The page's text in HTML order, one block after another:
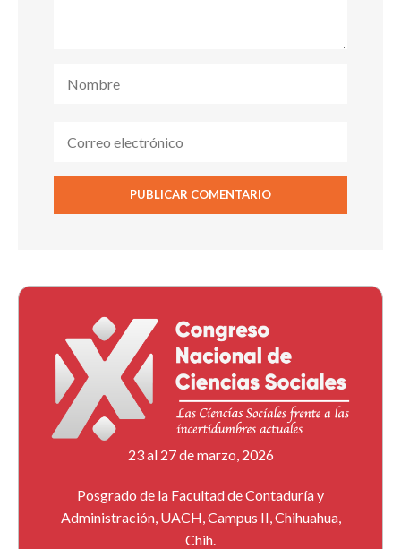
23 al 27 de marzo, 2026
Posgrado de la Facultad de Contaduría y
Administración, UACH, Campus II, Chihuahua,
Chih.